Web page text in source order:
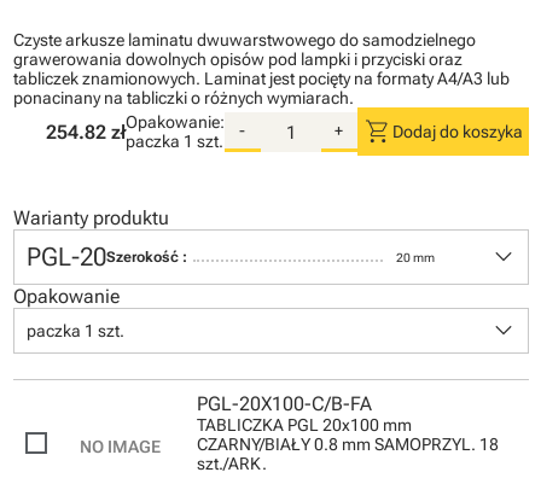
Czyste arkusze laminatu dwuwarstwowego do samodzielnego
grawerowania dowolnych opisów pod lampki i przyciski oraz
tabliczek znamionowych. Laminat jest pocięty na formaty A4/A3 lub
ponacinany na tabliczki o różnych wymiarach.
254.82 złOpakowanie:
paczka 1 szt.
- + shopping_cart Dodaj do koszyka
Warianty produktu
PGL-20Szerokość : 20 mm keyboard_arrow_down
Opakowanie
paczka 1 szt. keyboard_arrow_down
PGL-20X100-C/B-FA
TABLICZKA PGL 20x100 mm
CZARNY/BIAŁY 0.8 mm SAMOPRZYL. 18
szt./ARK.